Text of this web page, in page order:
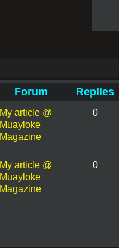
Forum Replies
My article @
Muayloke
Magazine
0
My article @
Muayloke
Magazine
0